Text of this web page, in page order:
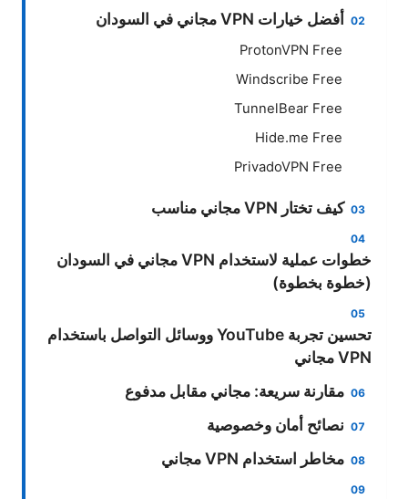
أفضل خيارات VPN مجاني في السودان
ProtonVPN Free
Windscribe Free
TunnelBear Free
Hide.me Free
PrivadoVPN Free
كيف تختار VPN مجاني مناسب
خطوات عملية لاستخدام VPN مجاني في السودان
(خطوة بخطوة)
تحسين تجربة YouTube ووسائل التواصل باستخدام
VPN مجاني
مقارنة سريعة: مجاني مقابل مدفوع
نصائح أمان وخصوصية
مخاطر استخدام VPN مجاني